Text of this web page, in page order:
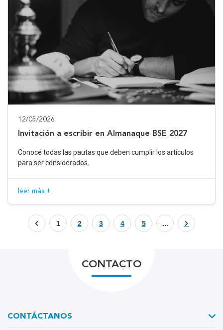
12/05/2026
Invitación a escribir en Almanaque BSE 2027
Conocé todas las pautas que deben cumplir los artículos
para ser considerados.
leer más +
1 2 3 4 5 ...
CONTACTO
CONTÁCTANOS